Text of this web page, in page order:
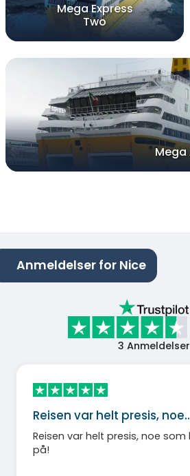
Mega Express
Two
Mega
Anmeldelser for Nice
3 Anmeldelser
Reisen var helt presis,
Reisen var helt presis, noe
på!